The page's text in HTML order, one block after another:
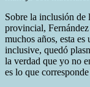
Sobre la inclusión de
provincial,
muchos años, esta
inclusive, quedó
la verdad que yo no
es lo que